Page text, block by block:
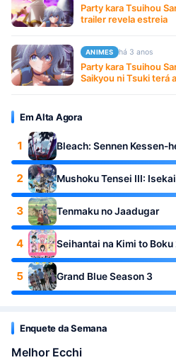
Party kara Tsuihou
trailer revela estreia
ANIMES há 3 anos
Party kara Tsuihou
Saikyou ni Tsuki terá
Em Alta Agora
1 Bleach: Sennen Kessen-
2 Mushoku Tensei III:
3 Tenmaku no Jaadugar
4 Seihantai na Kimi to
5 Grand Blue Season 3
Enquete da Semana
Melhor Ecchi